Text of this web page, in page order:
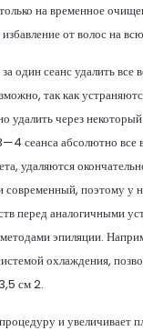
на временное
от волос на
один сеанс удалить все
так как
удалить через
сеанса абсолютно все
удаляются
поэтому у
перед аналогичными
эпиляции.
охлаждения,
см 2.
и увеличивает